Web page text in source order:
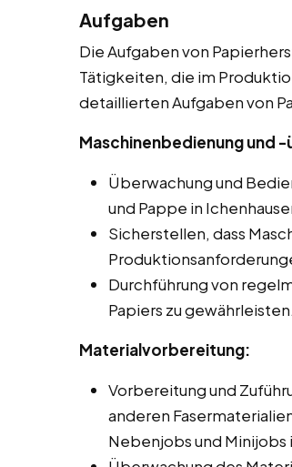
Aufgaben
Die Aufgaben von
Tätigkeiten, die im
detaillierten Aufgaben von
Maschinenbedienung und
Überwachung und
und Pappe in
Sicherstellen, dass
Durchführung von
Papiers zu gewährleisten.
Materialvorbereitung:
Vorbereitung und
anderen
Nebenjobs und Minijobs